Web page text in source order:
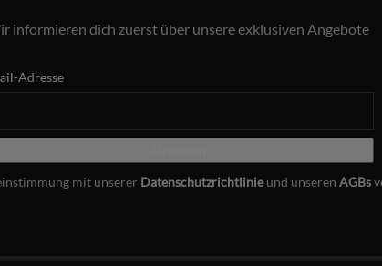
informieren dich zuerst über unsere exklusiven Angebote
Adresse
mit unserer Datenschutzrichtlinie und unseren AGBs